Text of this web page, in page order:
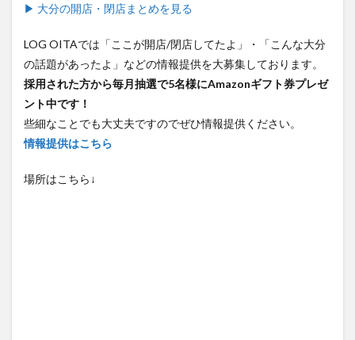
▶ 大分の開店・閉店まとめを見る
LOG OITAでは「ここが開店/閉店してたよ」・「こんな大分
の話題があったよ」などの情報提供を大募集しております。
採用された方から毎月抽選で5名様にAmazonギフト券プレゼ
ント中です！
些細なことでも大丈夫ですのでぜひ情報提供ください。
情報提供はこちら
場所はこちら↓